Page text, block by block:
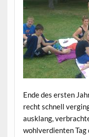
Ende des ersten
recht schnell
ausklang,
wohlverdienten Tag